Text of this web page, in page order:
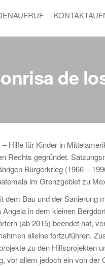
de
Hilfe für Kinder in
Rechts gegründet.
Bürgerkrieg (1966 –
im Grenzgebiet zu
dem Bau und der Sanierung
in dem kleinen
(ab 2015) beendet hat,
alleine fortzuführen.
zu den Hilfsprojekten
allem jedoch ein von